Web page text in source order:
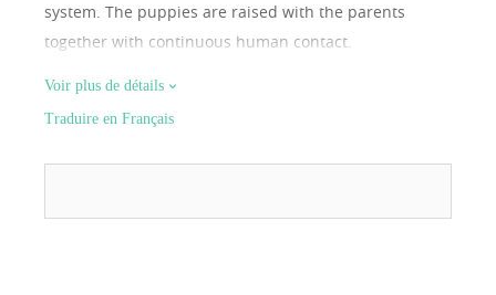
system. The puppies are raised with the parents
together with continuous human contact.
Voir plus de détails
Traduire en Français